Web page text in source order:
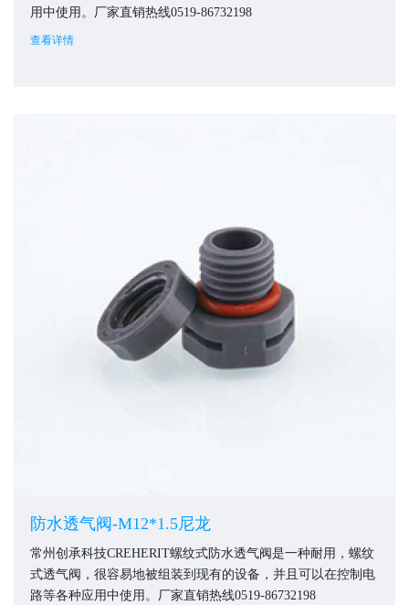
用中使用。厂家直销热线0519-86732198
查看详情
防水透气阀-M12*1.5尼龙
常州创承科技CREHERIT螺纹式防水透气阀是一种耐用，螺纹
式透气阀，很容易地被组装到现有的设备，并且可以在控制电
路等各种应用中使用。厂家直销热线0519-86732198